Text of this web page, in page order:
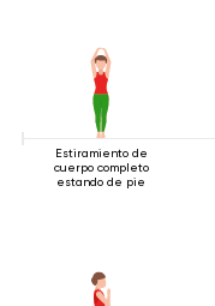
Estiramiento de
cuerpo completo
estando de pie